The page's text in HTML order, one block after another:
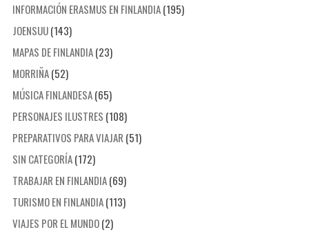
INFORMACIÓN ERASMUS EN FINLANDIA(195)
JOENSUU(143)
MAPAS DE FINLANDIA(23)
MORRIÑA(52)
MÚSICA FINLANDESA(65)
PERSONAJES ILUSTRES (108)
PREPARATIVOS PARA VIAJAR (51)
SIN CATEGORÍA(172)
TRABAJAR EN FINLANDIA(69)
TURISMO EN FINLANDIA(113)
VIAJES POR EL MUNDO(2)